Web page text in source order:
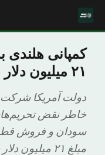
کمپانی هلندی
۲۱ میلیون دلار جریمه شد
دولت آمریکا شرکت
خاطر نقض
سودان و فروش
مبلغ ۲۱